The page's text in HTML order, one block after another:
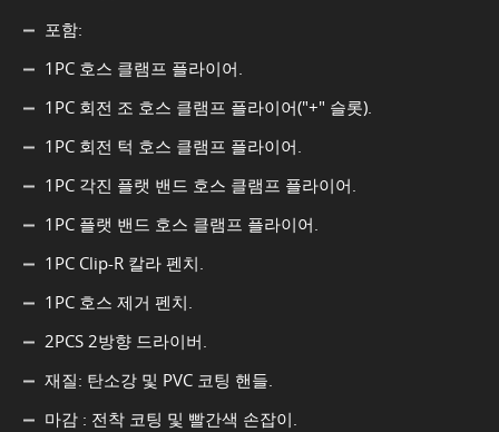
포함:
1PC 호스 클램프 플라이어.
1PC 회전 조 호스 클램프 플라이어("+" 슬롯).
1PC 회전 턱 호스 클램프 플라이어.
1PC 각진 플랫 밴드 호스 클램프 플라이어.
1PC 플랫 밴드 호스 클램프 플라이어.
1PC Clip-R 칼라 펜치.
1PC 호스 제거 펜치.
2PCS 2방향 드라이버.
재질: 탄소강 및 PVC 코팅 핸들.
마감 : 전착 코팅 및 빨간색 손잡이.